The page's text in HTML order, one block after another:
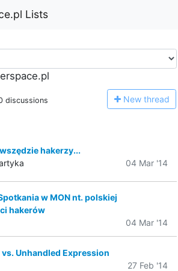
Lists
discussions New thread
hakerzy...
04 Mar '14
w MON nt. polskiej
hakerów
04 Mar '14
vs. Unhandled Expression
27 Feb '14